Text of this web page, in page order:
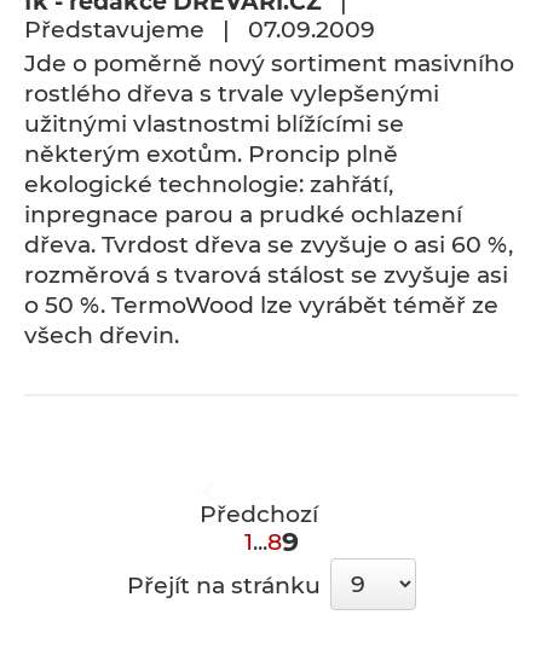
Představujeme | 07.09.2009
Jde o poměrně nový sortiment masivního
rostlého dřeva s trvale vylepšenými
užitnými vlastnostmi blížícími se
některým exotům. Proncip plně
ekologické technologie: zahřátí,
inpregnace parou a prudké ochlazení
dřeva. Tvrdost dřeva se zvyšuje o asi 60 %,
rozměrová s tvarová stálost se zvyšuje asi
o 50 %. TermoWood lze vyrábět téměř ze
všech dřevin.
Předchozí
1...89
Přejít na stránku